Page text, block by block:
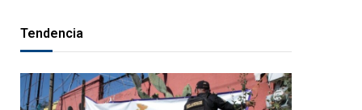
Tendencia